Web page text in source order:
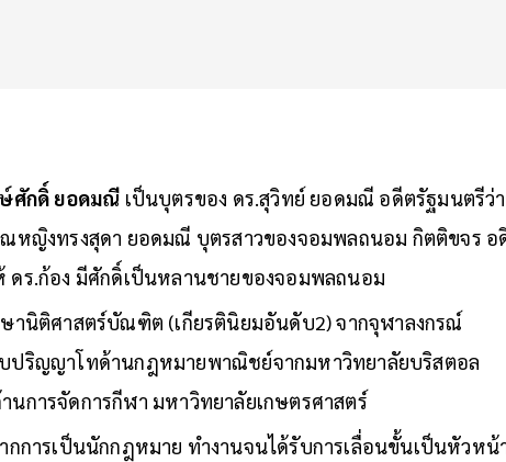
ศักดิ์ ยอดมณี เป็นบุตรของ ดร.สุวิทย์ ยอดมณี อดีตรัฐมนตรีว่
ณหญิงทรงสุดา ยอดมณี บุตรสาวของจอมพลถนอม กิตติขจร อ
ดร.ก้อง มีศักดิ์เป็นหลานชายของจอมพลถนอม
านิติศาสตร์บัณฑิต (เกียรตินิยมอันดับ2) จากจุฬาลงกรณ์
ปริญญาโทด้านกฎหมายพาณิชย์จากมหาวิทยาลัยบริสตอล
การจัดการกีฬา มหาวิทยาลัยเกษตรศาสตร์
กการเป็นนักกฎหมาย ทำงานจนได้รับการเลื่อนขั้นเป็นหัวหน้